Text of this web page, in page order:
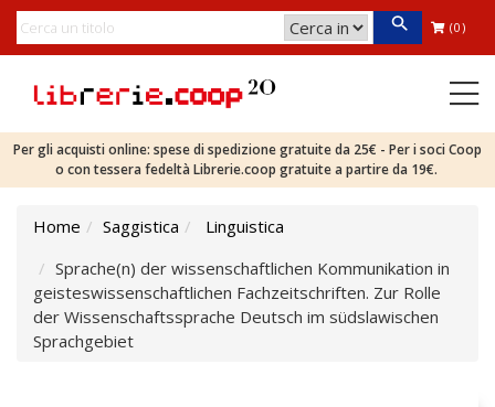
(0)
Per gli acquisti online: spese di spedizione gratuite da 25€ - Per i soci Coop
o con tessera fedeltà Librerie.coop gratuite a partire da 19€.
Home Saggistica
Linguistica
Sprache(n) der wissenschaftlichen Kommunikation in
geisteswissenschaftlichen Fachzeitschriften. Zur Rolle
der Wissenschaftssprache Deutsch im südslawischen
Sprachgebiet